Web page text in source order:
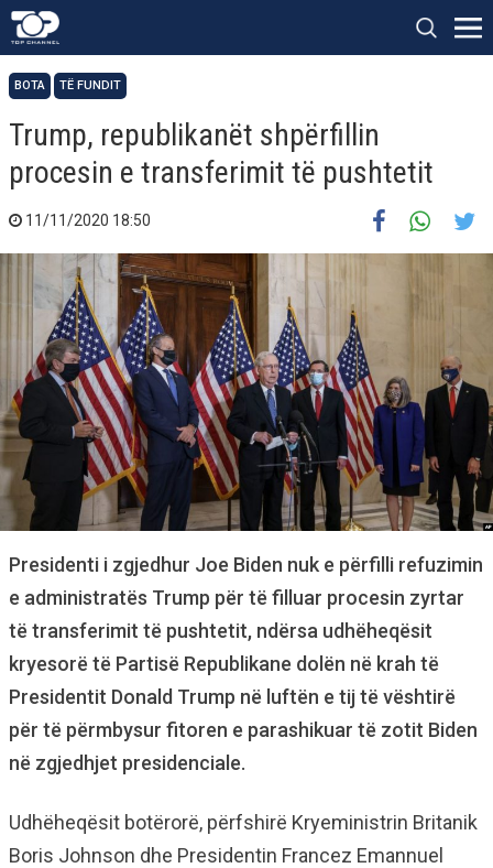
BOTA TË FUNDIT
Trump, republikanët shpërfillin
procesin e transferimit të pushtetit
11/11/2020 18:50
Presidenti i zgjedhur Joe Biden nuk e përfilli refuzimin
e administratës Trump për të filluar procesin zyrtar
të transferimit të pushtetit, ndërsa udhëheqësit
kryesorë të Partisë Republikane dolën në krah të
Presidentit Donald Trump në luftën e tij të vështirë
për të përmbysur fitoren e parashikuar të zotit Biden
në zgjedhjet presidenciale.
Udhëheqësit botërorë, përfshirë Kryeministrin Britanik
Boris Johnson dhe Presidentin Francez Emannuel